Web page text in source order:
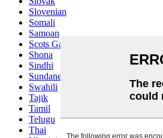
Slovenian
Somali
Samoan
Scots Gaelic
Shona
Sindhi
Sundanese
Swahili
Tajik
Tamil
Telugu
Thai